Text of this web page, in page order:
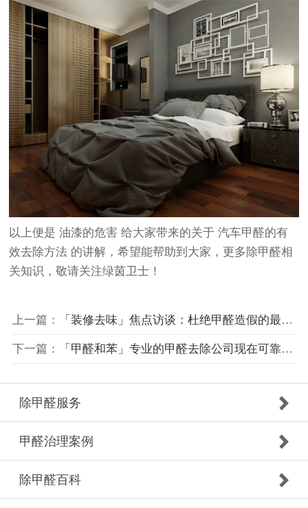
以上便是油漆的危害 给大家带来的关于汽车甲醛的有
效去除方法 的讲解，希望能帮助到大家，更多除甲醛相
关知识，敬请关注绿茵卫士 ！
上一篇： 「装修去味」焦点访谈：杜绝甲醛造假的最有效途径
下一篇： 「甲醛和苯」专业的甲醛去除公司现在可靠吗？
除甲醛服务
甲醛治理案例
除甲醛百科